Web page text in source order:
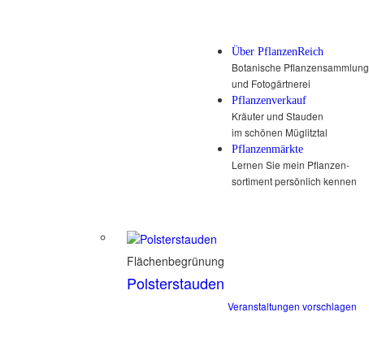
Über PflanzenReich
Botanische Pflanzensammlung
und Fotogärtnerei
Pflanzenverkauf
Kräuter und Stauden
im schönen Müglitztal
Pflanzenmärkte
Lernen Sie mein Pflanzen-
sortiment persönlich kennen
Flächenbegrünung
Polsterstauden
Veranstaltungen vorschlagen